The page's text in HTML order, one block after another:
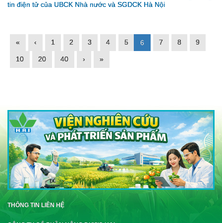
tin điện tử của UBCK Nhà nước và SGDCK Hà Nội
« ‹ 1 2 3 4 5 6 7 8 9
10 20 40 › »
THÔNG TIN LIÊN HỆ